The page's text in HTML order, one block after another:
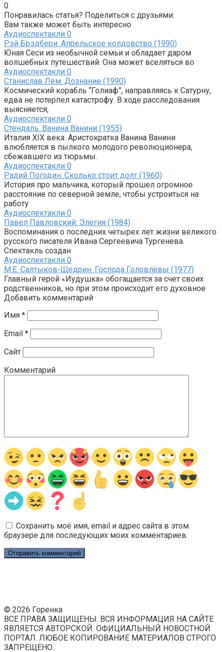
0
Понравилась статья? Поделиться с друзьями:
Вам также может быть интересно
Аудиоспектакли 0
Рэй Брэдбери. Апрельское колдовство (1990)
Юная Сеси из необычной семьи и обладает даром
волшебных путешествий. Она может вселяться во
Аудиоспектакли 0
Станислав Лем. Дознание (1990)
Космический корабль “Голиаф”, направляясь к Сатурну,
едва не потерпел катастрофу. В ходе расследования
выясняется,
Аудиоспектакли 0
Стендаль. Ванина Ванини (1955)
Италия XIX века. Аристократка Ванина Ванини
влюбляется в пылкого молодого революционера,
сбежавшего из тюрьмы.
Аудиоспектакли 0
Радий Погодин. Сколько стоит долг (1960)
История про мальчика, который прошел огромное
расстояние по северной земле, чтобы устроиться на
работу
Аудиоспектакли 0
Павел Павловский. Элегия (1984)
Воспоминания о последних четырех лет жизни великого
русского писателя Ивана Сергеевича Тургенева.
Спектакль создан
Аудиоспектакли 0
М.Е. Салтыков-Щедрин. Господа Головлёвы (1977)
Главный герой «Иудушка» обогащается за счет своих
родственников, но при этом происходит его духовное
Добавить комментарий
Имя *
Email *
Сайт
Комментарий
Сохранить моё имя, email и адрес сайта в этом
браузере для последующих моих комментариев.
© 2026 Горенка
ВСЕ ПРАВА ЗАЩИЩЕНЫ. ВСЯ ИНФОРМАЦИЯ НА САЙТЕ
ЯВЛЯЕТСЯ АВТОРСКОЙ. ОФИЦИАЛЬНЫЙ НОВОСТНОЙ
ПОРТАЛ. ЛЮБОЕ КОПИРОВАНИЕ МАТЕРИАЛОВ СТРОГО
ЗАПРЕЩЕНО.